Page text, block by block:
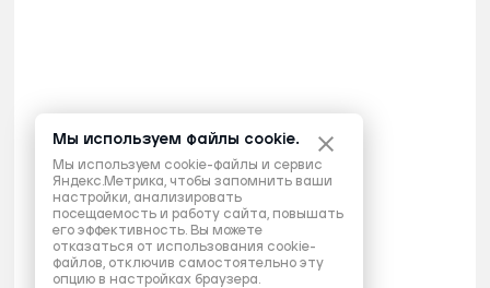
Мы используем файлы cookie.
Мы используем cookie-файлы и сервис
Яндекс.Метрика, чтобы запомнить ваши
настройки, анализировать
посещаемость и работу сайта, повышать
его эффективность. Вы можете
отказаться от использования cookie-
файлов, отключив самостоятельно эту
опцию в настройках браузера.